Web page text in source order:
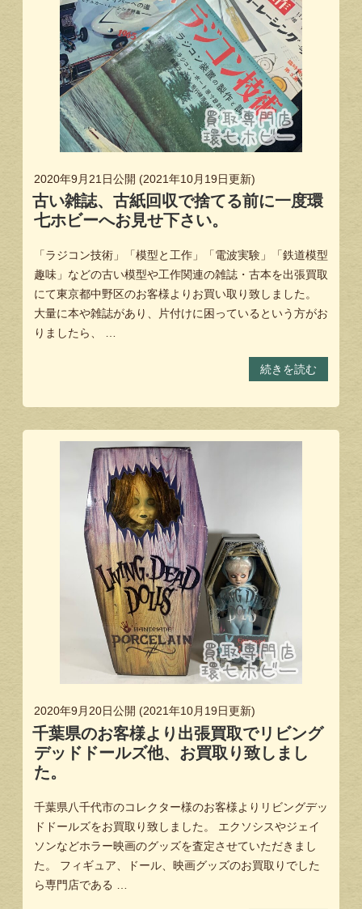
2020年9月21日公開 (2021年10月19日更新)
古い雑誌、古紙回収で捨てる前に一度環
七ホビーへお見せ下さい。
「ラジコン技術」「模型と工作」「電波実験」「鉄道模型
趣味」などの古い模型や工作関連の雑誌・古本を出張買取
にて東京都中野区のお客様よりお買い取り致しました。
大量に本や雑誌があり、片付けに困っているという方がお
りましたら、 …
続きを読む
2020年9月20日公開 (2021年10月19日更新)
千葉県のお客様より出張買取でリビング
デッドドールズ他、お買取り致しまし
た。
千葉県八千代市のコレクター様のお客様よりリビングデッ
ドドールズをお買取り致しました。 エクソシスやジェイ
ソンなどホラー映画のグッズを査定させていただきまし
た。 フィギュア、ドール、映画グッズのお買取りでした
ら専門店である …